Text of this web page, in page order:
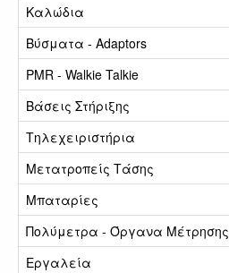
Καλώδια
Βύσματα - Adaptors
PMR - Walkie Talkie
Βάσεις Στήριξης
Τηλεχειριστήρια
Μετατροπείς Τάσης
Μπαταρίες
Πολύμετρα - Όργανα Μέτρησης
Εργαλεία